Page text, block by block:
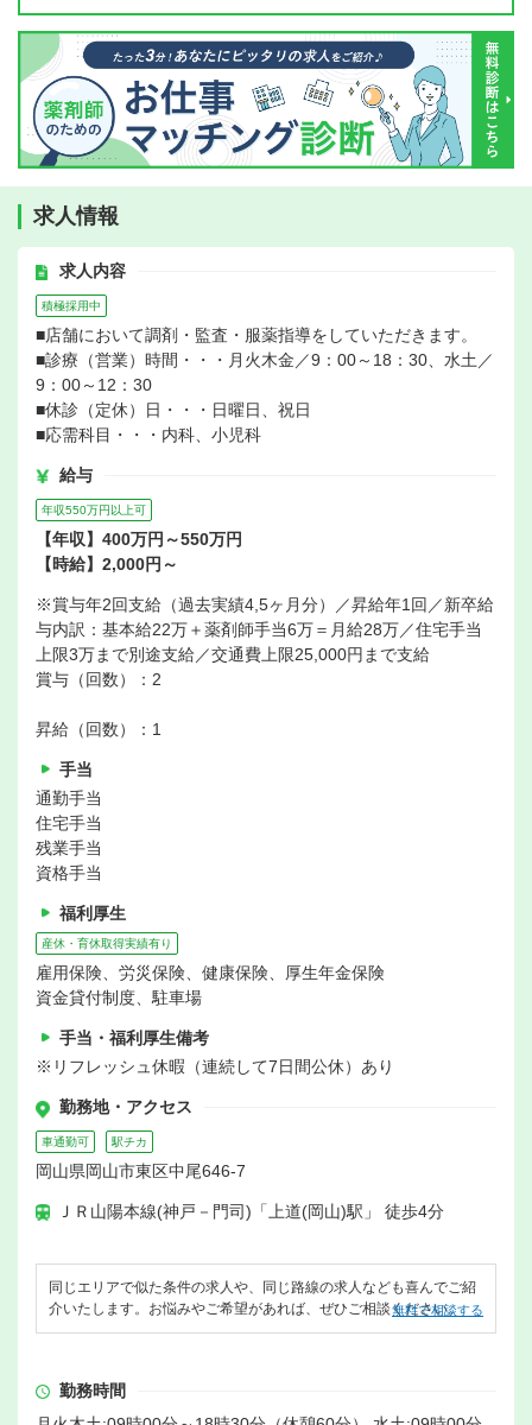
求人情報
求人内容
積極採用中
■店舗において調剤・監査・服薬指導をしていただきます。
■診療（営業）時間・・・月火木金／9：00～18：30、水土／
9：00～12：30
■休診（定休）日・・・日曜日、祝日
■応需科目・・・内科、小児科
給与
年収550万円以上可
【年収】400万円～550万円
【時給】2,000円～
※賞与年2回支給（過去実績4,5ヶ月分）／昇給年1回／新卒給
与内訳：基本給22万＋薬剤師手当6万＝月給28万／住宅手当
上限3万まで別途支給／交通費上限25,000円まで支給
賞与（回数）：2
昇給（回数）：1
手当
通勤手当
住宅手当
残業手当
資格手当
福利厚生
産休・育休取得実績有り
雇用保険、労災保険、健康保険、厚生年金保険
資金貸付制度、駐車場
手当・福利厚生備考
※リフレッシュ休暇（連続して7日間公休）あり
勤務地・アクセス
車通勤可 駅チカ
岡山県岡山市東区中尾646-7
ＪＲ山陽本線(神戸－門司)「上道(岡山)駅」 徒歩4分
同じエリアで似た条件の求人や、同じ路線の求人なども喜んでご紹
介いたします。お悩みやご希望があれば、ぜひご相談ください。
無料で相談する
勤務時間